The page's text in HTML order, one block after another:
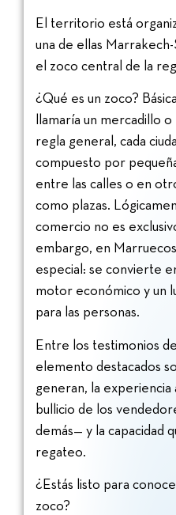
El territorio está
una de ellas
el zoco central de la
¿Qué es un zoco?
llamaría un mercadillo
regla general, cada
compuesto por
entre las calles o en
como plazas.
comercio no es
embargo, en
especial: se convierte
motor económico y un
para las personas.
Entre los testimonios
elemento destacados
generan, la
bullicio de los
demás— y la capacidad
regateo.
¿Estás listo para
zoco?